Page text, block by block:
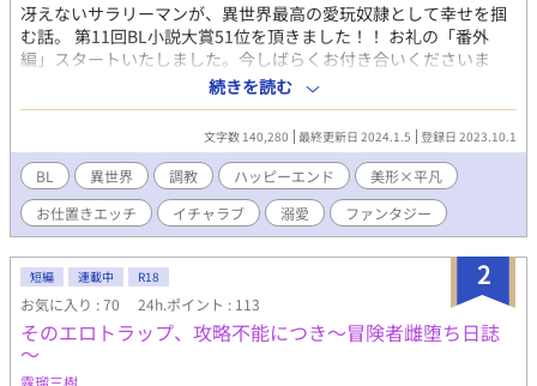
冴えないサラリーマンが、異世界最高の愛玩奴隷として幸せを掴
む話。 第11回BL小説大賞51位を頂きました！！ お礼の「番外
編」スタートいたしました。今しばらくお付き合いくださいま
せ。（本編シナリオは完結済みです） 上司に無視され、後輩たち
にいじめられながら、毎日終電までのブラック労働に明け暮れる
気弱な会社員・真治32歳。とある寒い夜、思い余ってプラットホ
ームから回送電車に飛び込んだ真治は、大昔に人間界から切り離
された堕落と退廃の街、ソドムへと転送されてしまう。 魔族が支
配し、全ての人間は魔族に管理される奴隷であるというソドムの
街で偶然にも真治を拾ったのは、絶世の美貌を持つ淫魔の青年・
ザラキアだった。 異世界からの貴重な迷い人（ワンダラー）であ
る真治は、最高位性奴隷調教師のザラキアに淫乱の素質を見出さ
れ、ソドム最高の『最高級愛玩奴隷・シンジ』になるため、調教
されることになる。 7日間で性感帯の全てを開発され、立派な性
奴隷（セクシズ）として生まれ変わることになった冴えないサラ
リーマンは、果たしてこの退廃した異世界で、最高の地位と愛と
幸福を掴めるのか…？ 美貌攻め×平凡受け。調教・異種姦・前立
続きを読む
文字数 140,280 最終更新日 2024.1.5 登録日 2023.10.1
BL 異世界 調教 ハッピーエンド
美形×平凡
お仕置きエッチ
イチャラブ 溺愛 ファンタジー
2
短編 連載中 R18
お気に入り : 70 24h.ポイント : 113
そのエロトラップ、攻略不能につき～冒険者雌堕ち日誌
～
露瑠三樹